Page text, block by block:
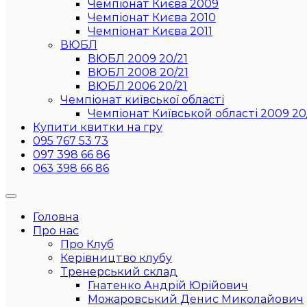
Чемпіонат Києва 2009
Чемпіонат Києва 2010
Чемпіонат Києва 2011
ВЮБЛ
ВЮБЛ 2009 20/21
ВЮБЛ 2008 20/21
ВЮБЛ 2006 20/21
Чемпіонат київської області
Чемпіонат Київськой області 2009
Купити квитки на гру
095 767 53 73
097 398 66 86
063 398 66 86
Головна
Про нас
Про Клуб
Керівництво клубу
Тренерський склад
Гнатенко Андрій Юрійович
Можаровський Денис Миколайович